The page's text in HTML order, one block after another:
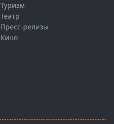
Туризм
Театр
Пресс-релизы
Кино